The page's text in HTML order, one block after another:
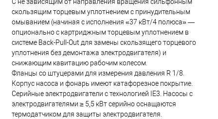
С не зависящим от направления вращения сильфонным
скользящим торцевым уплотнением с принудительным
омыванием (начиная с исполнения «37 кВт/4 полюса» —
опционально с картриджным торцевым уплотнением в
системе Back-Pull-Out для замены скользящего торцевого
уплотнения без демонтажа электродвигателя) и
снижающим кавитацию рабочим колесом.
Фланцы со штуцерами для измерения давления R 1/8.
Корпус насоса и фонарь имеют катафорезное покрытие.
Серийные электродвигатели с технологией IE3. Насосы с
электродвигателями ≥ 5,5 кВт серийно оснащаются
термодатчиком для защиты электродвигателя.